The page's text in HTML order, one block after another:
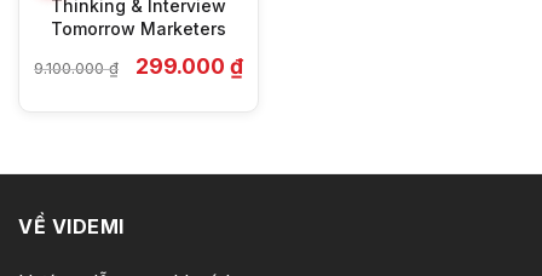
Thinking & Interview
Tomorrow Marketers
9.100.000₫ Giá
gốc
299.000 ₫Giá
hiện
VỀ VIDEMI